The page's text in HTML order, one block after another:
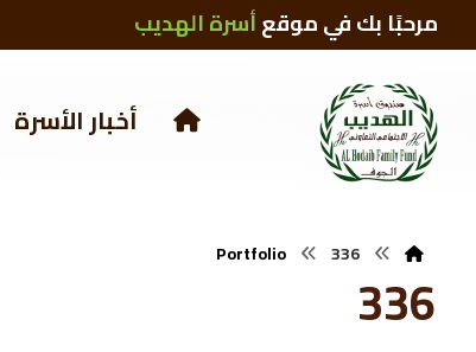
مرحبًا بك في موقعأسرة الهديب
أخبار الأسرة
Portfolio 336
336